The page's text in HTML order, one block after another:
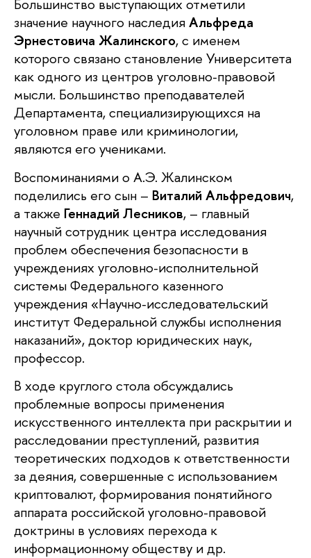
Большинство выступающих отметили
значение научного наследияАльфреда
Эрнестовича Жалинского, с именем
которого связано становление Университета
как одного из центров уголовно-правовой
мысли. Большинство преподавателей
Департамента, специализирующихся на
уголовном праве или криминологии,
являются его учениками.
Воспоминаниями о А.Э. Жалинском
поделились его сын – Виталий Альфредович,
а также Геннадий Лесников, – главный
научный сотрудник центра исследования
проблем обеспечения безопасности в
учреждениях уголовно-исполнительной
системы Федерального казенного
учреждения «Научно-исследовательский
институт Федеральной службы исполнения
наказаний», доктор юридических наук,
профессор.
В ходе круглого стола обсуждались
проблемные вопросы применения
искусственного интеллекта при раскрытии и
расследовании преступлений, развития
теоретических подходов к ответственности
за деяния, совершенные с использованием
криптовалют, формирования понятийного
аппарата российской уголовно-правовой
доктрины в условиях перехода к
информационному обществу и др.